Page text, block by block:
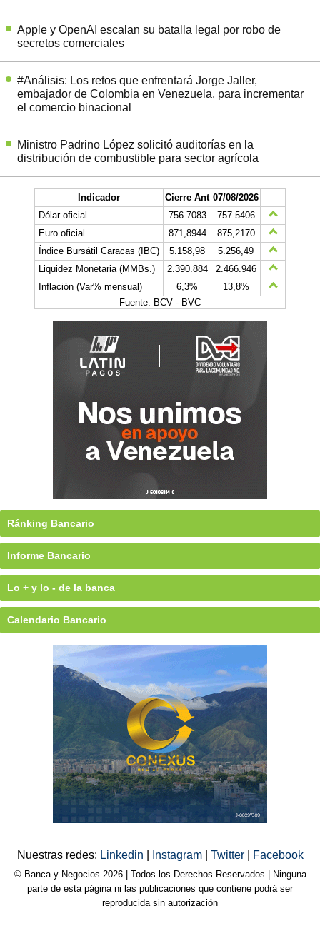
Apple y OpenAI escalan su batalla legal por robo de
secretos comerciales
#Análisis: Los retos que enfrentará Jorge Jaller,
embajador de Colombia en Venezuela, para incrementar
el comercio binacional
Ministro Padrino López solicitó auditorías en la
distribución de combustible para sector agrícola
Indicador Cierre Ant 07/08/2026
Dólar oficial
756.7083
757.5406
Euro oficial
871,8944
875,2170
Índice Bursátil Caracas (IBC)
5.158,98
5.256,49
Liquidez Monetaria (MMBs.)
2.390.884
2.466.946
Inflación (Var% mensual)
6,3%
13,8%
Fuente: BCV - BVC
Ránking Bancario
Informe Bancario
Lo + y lo - de la banca
Calendario Bancario
Nuestras redes: Linkedin Instagram Twitter Facebook
© Banca y Negocios 2026 | Todos los Derechos Reservados | Ninguna
parte de esta página ni las publicaciones que contiene podrá ser
reproducida sin autorización